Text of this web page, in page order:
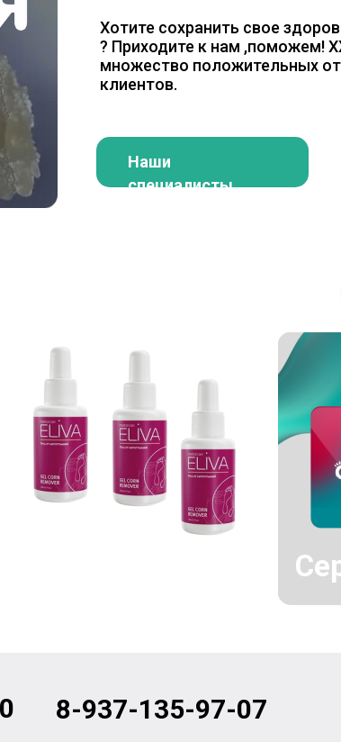
Хотите сохранить свое
? Приходите к нам ,поможем!
множество положительных
клиентов.
Наши
специалисты
8-937-135-97-07